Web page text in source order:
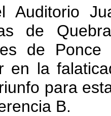
Auditorio
de
de
en la
para
B.